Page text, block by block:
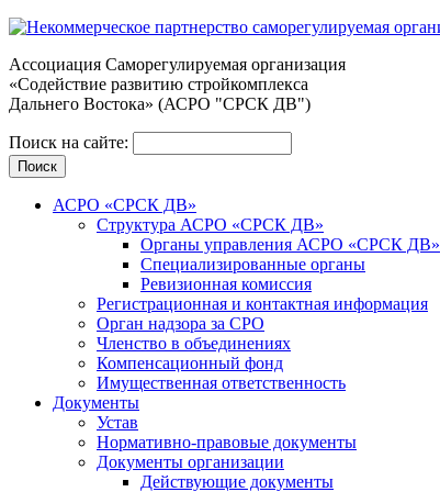
Ассоциация Cаморегулируемая организация
«Содействие развитию стройкомплекса
Дальнего Востока» (АСРО "СРСК ДВ")
Поиск на сайте:
АСРО «СРСК ДВ»
Структура АСРО «СРСК ДВ»
Органы управления АСРО «СРСК ДВ»
Специализированные органы
Ревизионная комиссия
Регистрационная и контактная информация
Орган надзора за СРО
Членство в объединениях
Компенсационный фонд
Имущественная ответственность
Документы
Устав
Нормативно-правовые документы
Документы организации
Действующие документы